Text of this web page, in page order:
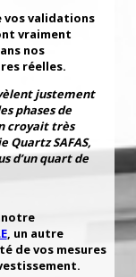
vos validations
vraiment
nos
réelles.
justement
phases de
croyait très
SAFAS,
d’un quart de
notre
, un autre
de vos mesures